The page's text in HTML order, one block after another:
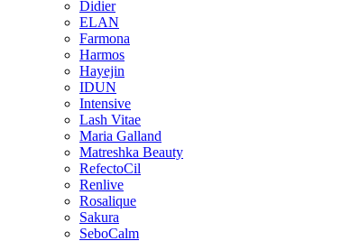
Didier
ELAN
Farmona
Harmos
Hayejin
IDUN
Intensive
Lash Vitae
Maria Galland
Matreshka Beauty
RefectoCil
Renlive
Rosalique
Sakura
SeboCalm